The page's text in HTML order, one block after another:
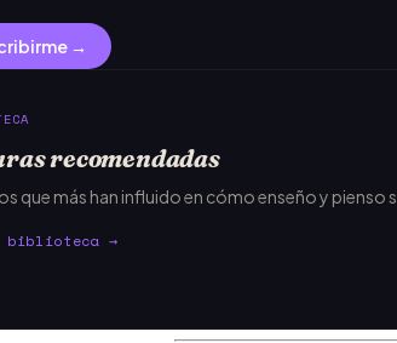
→
recomendadas
que más han influido en cómo enseño y
biblioteca →